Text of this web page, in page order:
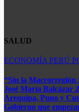
SALUD
ECONOMÍA PERÚ
“Sin la Macrorregión
José María Balcázar
Arequipa, Puno y
Gobierno que